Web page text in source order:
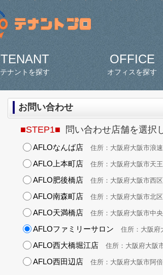
TENANT
テナントを探す
OFFICE
オフィスを探す
お問い合わせ
■STEP1■ 問い合わせ店舗を選択
AFLOなんば店 住所：大阪府大阪市浪
AFLO上本町店 住所：大阪府大阪市天
AFLO肥後橋店 住所：大阪府大阪市西
AFLO南森町店 住所：大阪府大阪市北
AFLO天満橋店 住所：大阪府大阪市中
AFLOファミリーサロン 住所：大阪府
AFLO西大橋堀江店 住所：大阪府大阪
AFLO西田辺店 住所：大阪府大阪市阿